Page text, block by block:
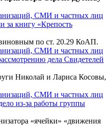
СМИ и частных лиц
за книгу «Крепость
по ст. 20.29 КоАП.
СМИ и частных лиц
дела Свидетелей
Николай и Лариса Косовы,
СМИ и частных лиц
из-за работы группы
«ячейки» «движения